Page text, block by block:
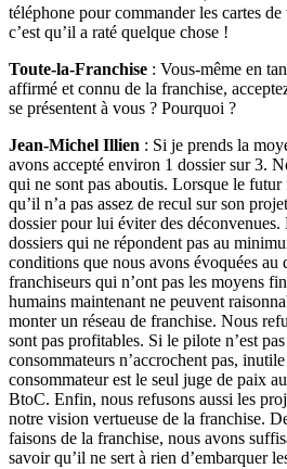
téléphone pour commander les cartes
c’est qu’il a raté quelque chose !
Toute-la-Franchise : Vous-même en
affirmé et connu de la franchise,
se présentent à vous ? Pourquoi ?
Jean-Michel Illien : Si je prends la
avons accepté environ 1 dossier sur 3.
qui ne sont pas aboutis. Lorsque le futur
qu’il n’a pas assez de recul sur son
dossier pour lui éviter des déconvenues.
dossiers qui ne répondent pas au
conditions que nous avons évoquées au
franchiseurs qui n’ont pas les moyens
humains maintenant ne peuvent
monter un réseau de franchise. Nous
sont pas profitables. Si le pilote n’est
consommateurs n’accrochent pas,
consommateur est le seul juge de paix
BtoC. Enfin, nous refusons aussi les
notre vision vertueuse de la franchise.
faisons de la franchise, nous avons
savoir qu’il ne sert à rien d’embarquer